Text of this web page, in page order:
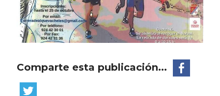
Comparte esta publicación...